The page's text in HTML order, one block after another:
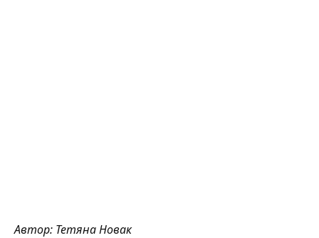
Автор: Тетяна Новак